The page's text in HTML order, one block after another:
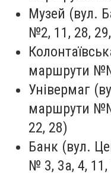
Музей (вул.
№2, 11, 28,
маршрути
Універмаг
маршрути №№
22, 28)
Банк (вул.
№ 3, 3а, 4, 11,